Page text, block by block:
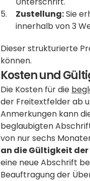
Zustellung: Sie
innerhalb von 3
Dieser strukturierte
können.
Kosten und
Die Kosten für die
der Freitextfelder ab
Anmerkungen kann
beglaubigten
von nur sechs
an die Gültigkeit
eine neue Abschrift
Beauftragung der